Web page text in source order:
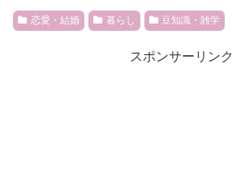
恋愛・結婚 暮らし 豆知識・雑学
スポンサーリンク